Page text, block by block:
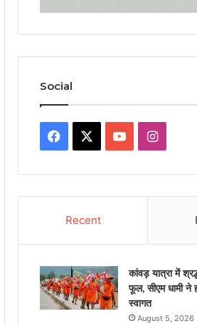
Social
Facebook YouTube
Recent
कांवड़ यात्रा में
फूल, सीएम धामी ने
स्वागत
August 5, 2026